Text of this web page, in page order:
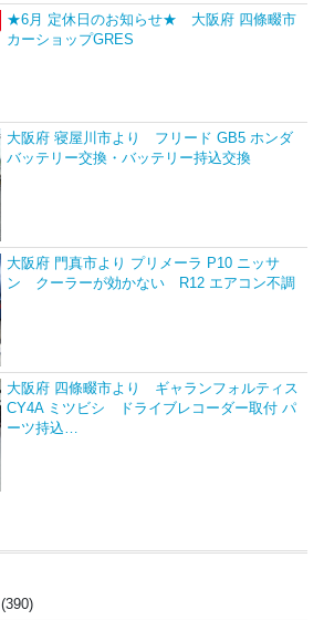
★6月 定休日のお知らせ★ 大阪府 四條畷市
カーショップGRES
大阪府 寝屋川市より フリード GB5 ホンダ
バッテリー交換・バッテリー持込交換
大阪府 門真市より プリメーラ P10 ニッサ
ン クーラーが効かない R12 エアコン不調
大阪府 四條畷市より ギャランフォルティス
CY4A ミツビシ ドライブレコーダー取付 パ
ーツ持込…
(390)